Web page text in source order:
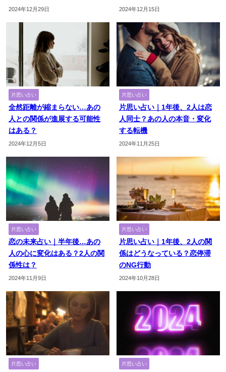
2024年12月29日 2024年12月15日
片思い占い
全然距離が縮まらない…あの
人との関係が進展する可能性
はある？
2024年12月5日
片思い占い
片思い占い｜1年後、2人は恋
人同士？あの人の本音・変化
する転機
2024年11月25日
片思い占い
恋の未来占い｜半年後…あの
人の心に変化はある？2人の関
係性は？
2024年11月9日
片思い占い
片思い占い｜1年後、2人の関
係はどうなっている？恋停滞
のNG行動
2024年10月28日
片思い占い 片思い占い